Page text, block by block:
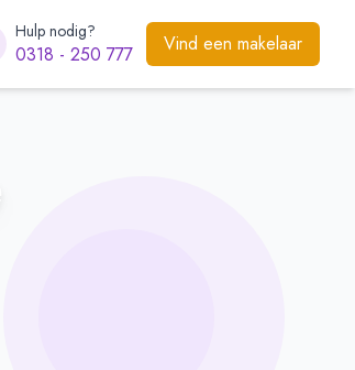
Hulp nodig?
0318 - 250 777 Vind een makelaar